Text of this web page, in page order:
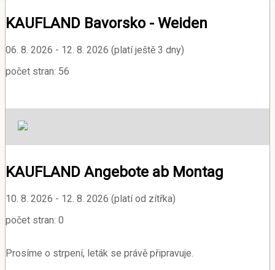
KAUFLAND Bavorsko - Weiden
06. 8. 2026 - 12. 8. 2026 (platí ještě 3 dny)
počet stran: 56
KAUFLAND Angebote ab Montag
10. 8. 2026 - 12. 8. 2026 (platí od zítřka)
počet stran: 0
Prosíme o strpení, leták se právě připravuje.